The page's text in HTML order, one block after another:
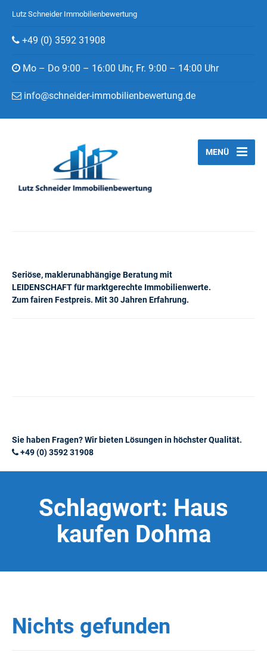
Lutz Schneider Immobilienbewertung
+49 (0) 3592 31908
Mo – Do 9:00 – 16:00 Uhr, Fr. 9:00 – 14:00 Uhr
info@schneider-immobilienbewertung.de
Seriöse, maklerunabhängige Beratung mit
LEIDENSCHAFT für marktgerechte Immobilienwerte.
Zum fairen Festpreis. Mit 30 Jahren Erfahrung.
MENÜ
Sie haben Fragen? Wir bieten Lösungen in höchster Qualität.
+49 (0) 3592 31908
Schlagwort: Haus
kaufen Dohma
Nichts gefunden